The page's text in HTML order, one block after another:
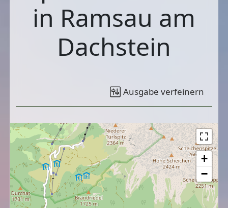
in Ramsau am
Dachstein
Ausgabe verfeinern
+
−